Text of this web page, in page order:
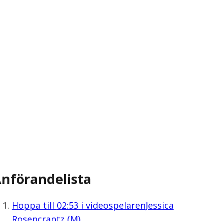
Hoppa till 02:53 i videospelarenJessica